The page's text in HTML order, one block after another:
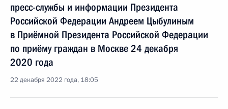
пресс-службы и информации Президента
Российской Федерации Андреем Цыбулиным
в Приёмной Президента Российской Федерации
по приёму граждан в Москве 24 декабря
2020 года
22 декабря 2022 года, 18:05